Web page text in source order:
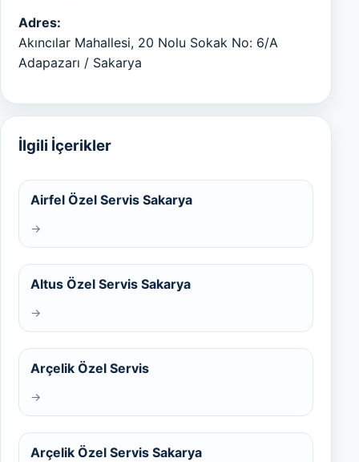
Adres:
Akıncılar Mahallesi, 20 Nolu Sokak No: 6/A
Adapazarı / Sakarya
İlgili İçerikler
Airfel Özel Servis Sakarya
→
Altus Özel Servis Sakarya
→
Arçelik Özel Servis
→
Arçelik Özel Servis Sakarya